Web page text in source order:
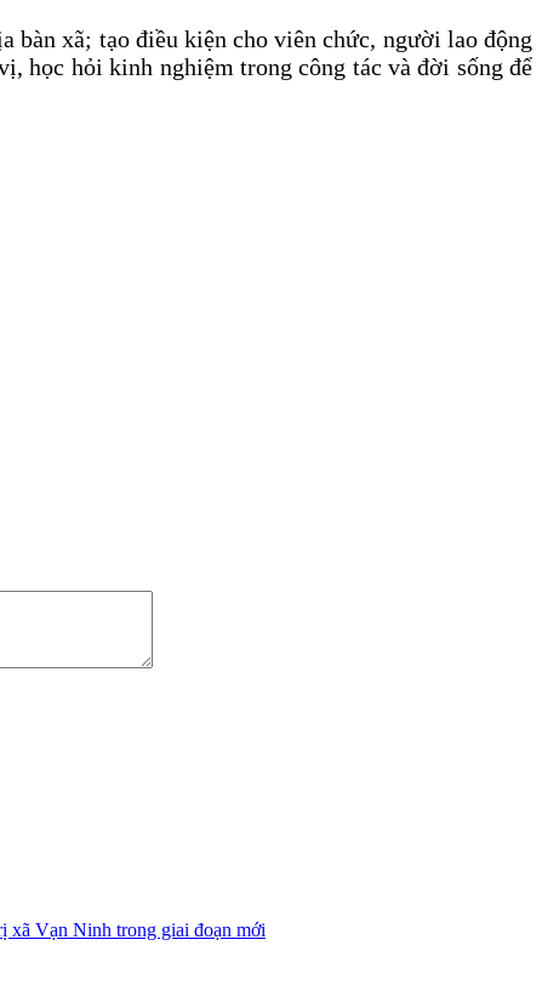
bàn xã; tạo điều kiện cho viên chức, người lao động
học hỏi kinh nghiệm trong công tác và đời sống để
xã Vạn Ninh trong giai đoạn mới